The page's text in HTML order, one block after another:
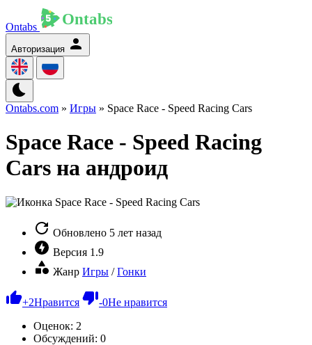
Ontabs
Авторизация
Ontabs.com » Игры » Space Race - Speed Racing Cars
Space Race - Speed Racing
Cars на андроид
Обновлено 5 лет назад
Версия 1.9
Жанр Игры /Гонки
+2Нравится -0Не нравится
Оценок: 2
Обсуждений: 0